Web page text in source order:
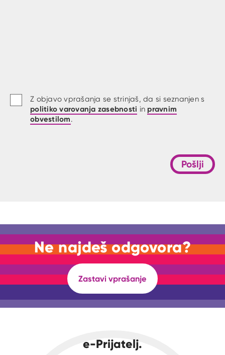
Z objavo vprašanja se strinjaš, da si seznanjen s
politiko varovanja zasebnosti in pravnim
obvestilom.
Pošlji
Ne najdeš odgovora?
Zastavi vprašanje
e-Prijatelj.